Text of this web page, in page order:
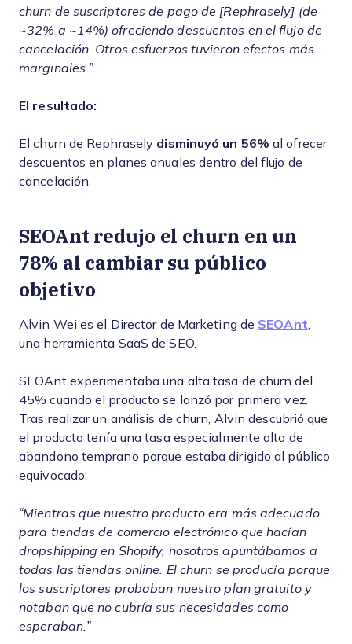
churn de suscriptores de pago de [Rephrasely] (de
~32% a ~14%) ofreciendo descuentos en el flujo de
cancelación. Otros esfuerzos tuvieron efectos más
marginales.”
El resultado:
El churn de Rephrasely disminuyó un 56% al ofrecer
descuentos en planes anuales dentro del flujo de
cancelación.
SEOAnt redujo el churn en un
78% al cambiar su público
objetivo
Alvin Wei es el Director de Marketing de SEOAnt
una herramienta SaaS de SEO.
SEOAnt experimentaba una alta tasa de churn del
45% cuando el producto se lanzó por primera vez.
Tras realizar un análisis de churn, Alvin descubrió que
el producto tenía una tasa especialmente alta de
abandono temprano porque estaba dirigido al público
equivocado:
“Mientras que nuestro producto era más adecuado
para tiendas de comercio electrónico que hacían
dropshipping en Shopify, nosotros apuntábamos a
todas las tiendas online. El churn se producía porque
los suscriptores probaban nuestro plan gratuito y
notaban que no cubría sus necesidades como
esperaban.”